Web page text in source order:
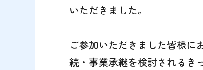
いただきました。
ご参加いただきました皆様に
続・事業承継を検討されるき